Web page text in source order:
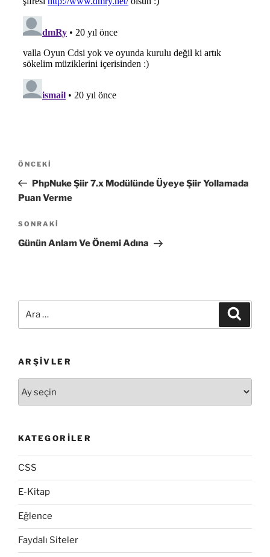
Yazı
Önceki
Yazı
ÖNCEKI
PhpNuke Şiir 7.x Modülünde Üyeye Şiir Yollamada
Puan Verme
Sonraki
Yazı
SONRAKI
Günün Anlam Ve Önemi Adına
ARŞIVLER
KATEGORILER
CSS
E-Kitap
Eğlence
Faydalı Siteler